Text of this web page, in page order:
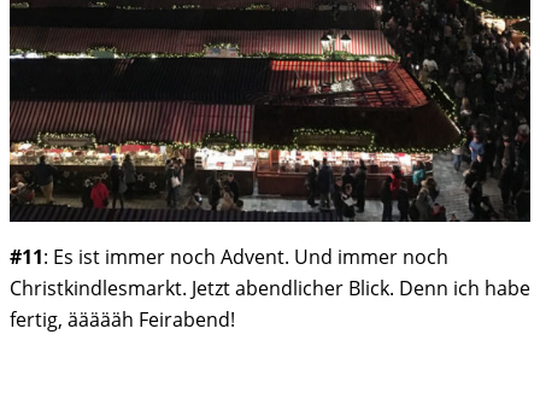
#11: Es ist immer noch Advent. Und immer noch
Christkindlesmarkt. Jetzt abendlicher Blick. Denn ich habe
fertig, äääääh Feirabend!